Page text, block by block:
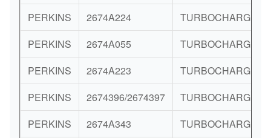
PERKINS
2674A224
TURBOCHARGER
PERKINS
2674A055
TURBOCHARGER
PERKINS
2674A223
TURBOCHARGER
PERKINS
2674396/2674397
TURBOCHARGER
PERKINS
2674A343
TURBOCHARGER